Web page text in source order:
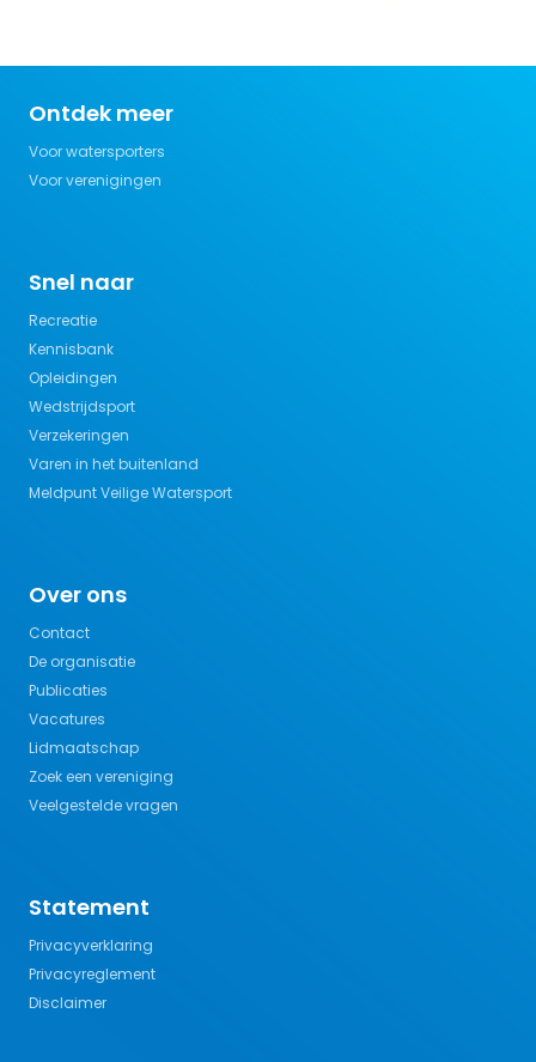
Ontdek meer
Voor watersporters
Voor verenigingen
Snel naar
Recreatie
Kennisbank
Opleidingen
Wedstrijdsport
Verzekeringen
Varen in het buitenland
Meldpunt Veilige Watersport
Over ons
Contact
De organisatie
Publicaties
Vacatures
Lidmaatschap
Zoek een vereniging
Veelgestelde vragen
Statement
Privacyverklaring
Privacyreglement
Disclaimer